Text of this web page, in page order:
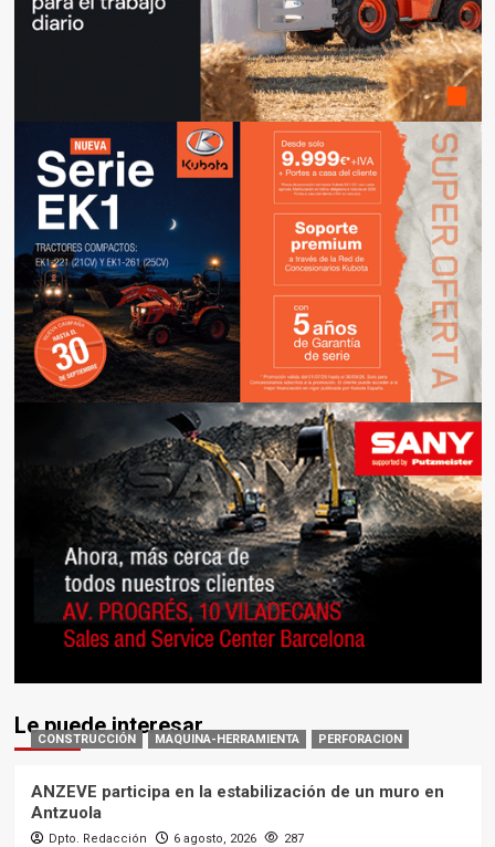
Le puede interesar
CONSTRUCCIÓN MAQUINA-HERRAMIENTA PERFORACION
ANZEVE participa en la estabilización de un muro en
Antzuola
Dpto. Redacción 6 agosto, 2026 287